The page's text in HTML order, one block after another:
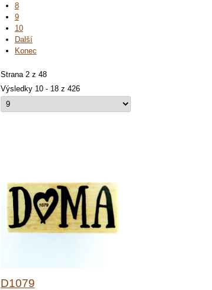
8
9
10
Další
Konec
Strana 2 z 48
Výsledky 10 - 18 z 426
D1079